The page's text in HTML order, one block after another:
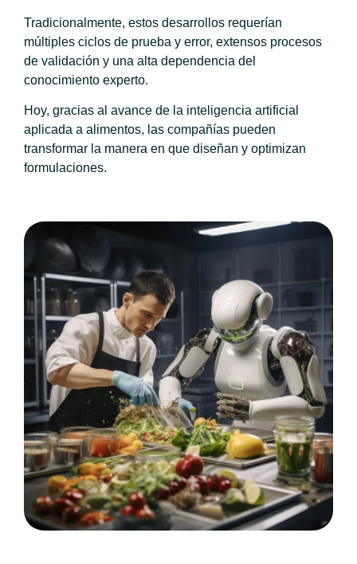
Tradicionalmente, estos desarrollos requerían
múltiples ciclos de prueba y error, extensos procesos
de validación y una alta dependencia del
conocimiento experto.
Hoy, gracias al avance de la inteligencia artificial
aplicada a alimentos, las compañías pueden
transformar la manera en que diseñan y optimizan
formulaciones.